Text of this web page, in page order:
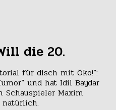
die 20.
für disch mit Öko!“:
und hat Idil Baydar
Schauspieler Maxim
natürlich.